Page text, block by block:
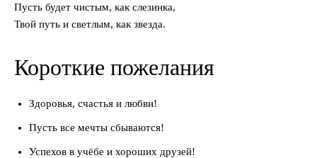
Пусть будет чистым, как слезинка,
Твой путь и светлым, как звезда.
Короткие пожелания
Здоровья, счастья и любви!
Пусть все мечты сбываются!
Успехов в учёбе и хороших друзей!